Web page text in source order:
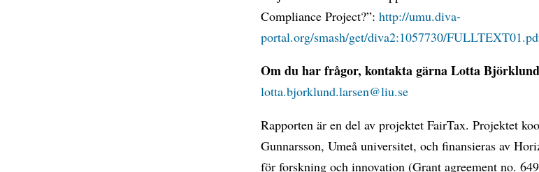
Compliance Project?”:http://umu.diva-
portal.org/smash/get/diva2:1057730/
Om du har frågor, kontakta gärna Lotta
lotta.bjorklund.larsen@liu.se
Rapporten är en del av projektet FairTax. Projektet
Gunnarsson, Umeå universitet, och finansieras av
för forskning och innovation (Grant agreement no.